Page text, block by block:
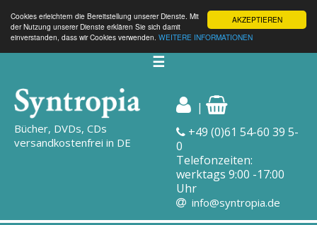
AKZEPTIEREN
Cookies erleichtern die Bereitstellung unserer Dienste. Mit
der Nutzung unserer Dienste erklären Sie sich damit
einverstanden, dass wir Cookies verwenden. WEITERE INFORMATIONEN
☰
Bücher, DVDs, CDs
versandkostenfrei in DE
|
+49 (0)61 54-60 39 5-
0
Telefonzeiten:
werktags 9:00 -17:00
Uhr
info@syntropia.de